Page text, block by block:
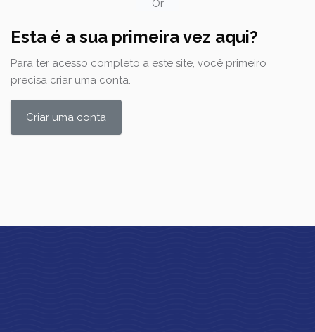
Or
Esta é a sua primeira vez aqui?
Para ter acesso completo a este site, você primeiro
precisa criar uma conta.
Criar uma conta